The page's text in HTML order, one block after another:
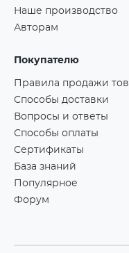
Наше производство
Авторам
Покупателю
Правила продажи
Способы доставки
Вопросы и ответы
Способы оплаты
Сертификаты
База знаний
Популярное
Форум